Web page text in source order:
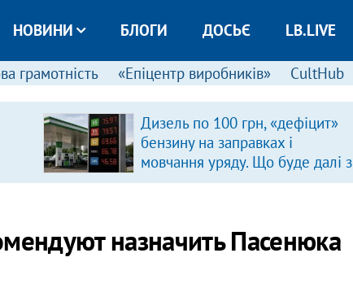
НОВИНИ БЛОГИ ДОСЬЄ LB.LIVE
грамотність «Епіцентр виробників» CultHub
Дизель по 100 грн, «дефіцит»
бензину на заправках і
мовчання уряду. Що буде далі з
цінами на пальне?
назначить Пасенюка